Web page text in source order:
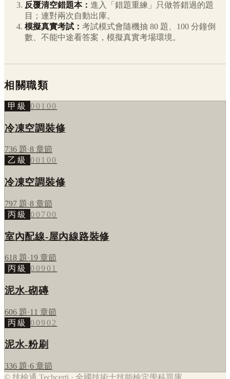
反覆清空錯題本： 進入「錯題重練」只做答錯過的題
目；連對兩次自動出庫。
模擬真實考試： 考試模式會隨機抽 80 題、100 分鐘倒
數、不能中途看答案，模擬真實考場環境。
相關職類
甲級 00100
冷凍空調裝修
736 題 ·8 章節
乙級
00100
冷凍空調裝修
797 題 ·8 章節
丙級
00700
室內配線-屋內線路裝修
618 題 ·19 章節
丙級
00901
泥水-砌磚
606 題 ·11 章節
丙級
00902
泥水-粉刷
336 題 ·6 章節